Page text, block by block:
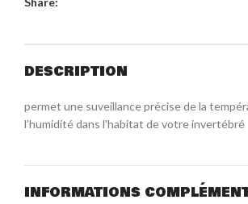
DESCRIPTION
permet une suveillance précise de la
l’humidité dans l’habitat de votre invertébré
INFORMATIONS